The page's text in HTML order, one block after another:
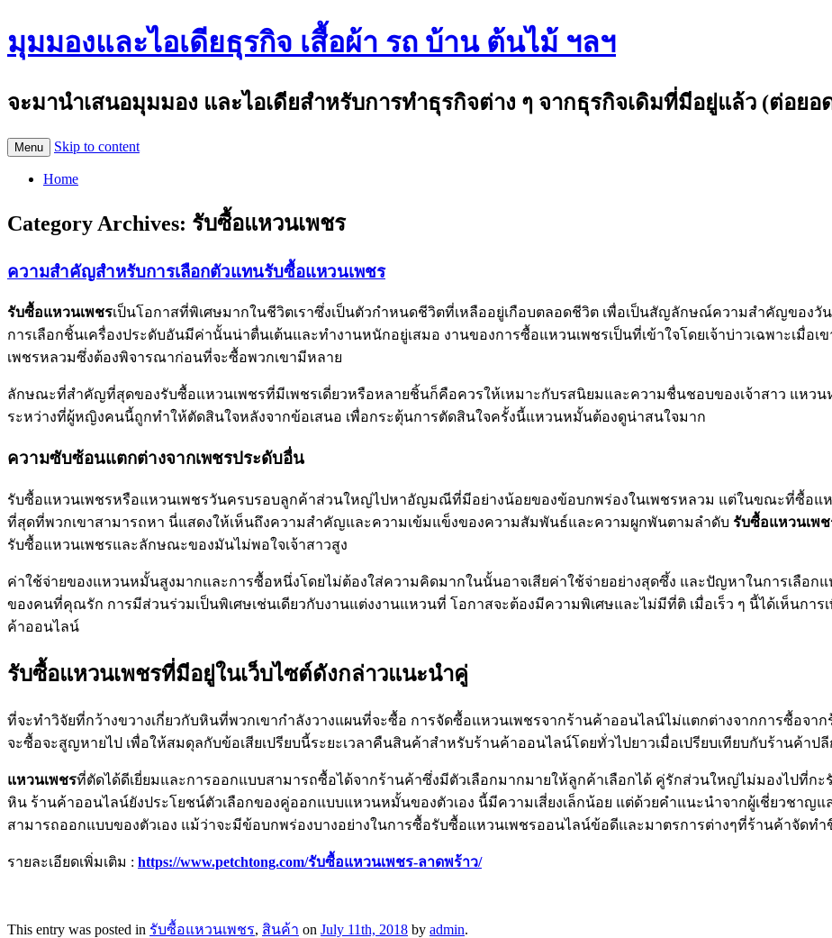
มุมมองและไอเดียธุรกิจ เสื้อผ้า รถ บ้าน ต้นไม้ ฯลฯ
จะมานำเสนอมุมมอง และไอเดียสำหรับการทำธุรกิจต่าง ๆ จากธุรกิจเดิมที่มีอยู่แล้ว (ต่อยอ
Menu Skip to content
Home
Category Archives: รับซื้อแหวนเพชร
ความสำคัญสำหรับการเลือกตัวแทนรับซื้อแหวนเพชร
รับซื้อแหวนเพชรเป็นโอกาสที่พิเศษมากในชีวิตเราซึ่งเป็นตัวกำหนดชีวิตที่เหลืออยู่เกือบตลอดชีวิต เพื่อเป็นสัญลักษณ์ความสำคัญของ
การเลือกชิ้นเครื่องประดับอันมีค่านั้นน่าตื่นเต้นและทำงานหนักอยู่เสมอ งานของการซื้อแหวนเพชรเป็นที่เข้าใจโดยเจ้าบ่าวเฉพาะเมื่อ
เพชรหลวมซึ่งต้องพิจารณาก่อนที่จะซื้อพวกเขามีหลาย
ลักษณะที่สำคัญที่สุดของรับซื้อแหวนเพชรที่มีเพชรเดี่ยวหรือหลายชิ้นก็คือควรให้เหมาะกับรสนิยมและความชื่นชอบของเจ้าสาว แหว
ระหว่างที่ผู้หญิงคนนี้ถูกทำให้ตัดสินใจหลังจากข้อเสนอ เพื่อกระตุ้นการตัดสินใจครั้งนี้แหวนหมั้นต้องดูน่าสนใจมาก
ความซับซ้อนแตกต่างจากเพชรประดับอื่น
รับซื้อแหวนเพชรหรือแหวนเพชรวันครบรอบลูกค้าส่วนใหญ่ไปหาอัญมณีที่มีอย่างน้อยของข้อบกพร่องในเพชรหลวม แต่ในขณะที่ซื้อแ
ที่สุดที่พวกเขาสามารถหา นี่แสดงให้เห็นถึงความสำคัญและความเข้มแข็งของความสัมพันธ์และความผูกพันตามลำดับ รับซื้อแหวนเพช
รับซื้อแหวนเพชรและลักษณะของมันไม่พอใจเจ้าสาวสูง
ค่าใช้จ่ายของแหวนหมั้นสูงมากและการซื้อหนึ่งโดยไม่ต้องใส่ความคิดมากในนั้นอาจเสียค่าใช้จ่ายอย่างสุดซึ้ง และปัญหาในการเลือก
ของคนที่คุณรัก การมีส่วนร่วมเป็นพิเศษเช่นเดียวกับงานแต่งงานแหวนที่ โอกาสจะต้องมีความพิเศษและไม่มีที่ติ เมื่อเร็ว ๆ นี้ได้เห็นกา
ค้าออนไลน์
รับซื้อแหวนเพชรที่มีอยู่ในเว็บไซต์ดังกล่าวแนะนำคู่
ที่จะทำวิจัยที่กว้างขวางเกี่ยวกับหินที่พวกเขากำลังวางแผนที่จะซื้อ การจัดซื้อแหวนเพชรจากร้านค้าออนไลน์ไม่แตกต่างจากการซื้อจ
จะซื้อจะสูญหายไป เพื่อให้สมดุลกับข้อเสียเปรียบนี้ระยะเวลาคืนสินค้าสำหรับร้านค้าออนไลน์โดยทั่วไปยาวเมื่อเปรียบเทียบกับร้านค้าปลี
แหวนเพชรที่ตัดได้ดีเยี่ยมและการออกแบบสามารถซื้อได้จากร้านค้าซึ่งมีตัวเลือกมากมายให้ลูกค้าเลือกได้ คู่รักส่วนใหญ่ไม่มองไปที่ก
หิน ร้านค้าออนไลน์ยังประโยชน์ตัวเลือกของคู่ออกแบบแหวนหมั้นของตัวเอง นี้มีความเสี่ยงเล็กน้อย แต่ด้วยคำแนะนำจากผู้เชี่ยวชาญ
สามารถออกแบบของตัวเอง แม้ว่าจะมีข้อบกพร่องบางอย่างในการซื้อรับซื้อแหวนเพชรออนไลน์ข้อดีและมาตรการต่างๆที่ร้านค้าจัดท
รายละเอียดเพิ่มเติม : https://www.petchtong.com/รับซื้อแหวนเพชร-ลาดพร้าว/
This entry was posted in รับซื้อแหวนเพชร, สินค้า on July 11th, 2018 by admin.